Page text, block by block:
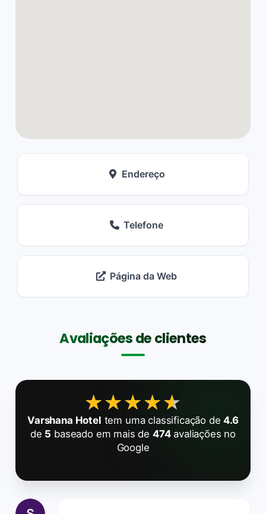
Endereço
Telefone
Página da Web
Avaliações de clientes
★★★★★
★★★★★
Varshana Hotel tem uma classificação de4.6
de 5 baseado em mais de 474avaliações no
Google